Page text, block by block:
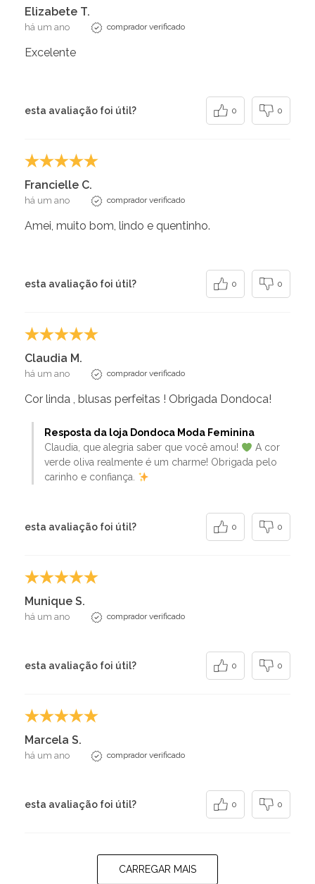
Elizabete T.
há um ano comprador verificado
Excelente
esta avaliação foi útil? 0 0
Francielle C.
há um ano comprador verificado
Amei, muito bom, lindo e quentinho.
esta avaliação foi útil? 0 0
Claudia M.
há um ano comprador verificado
Cor linda , blusas perfeitas ! Obrigada Dondoca!
Resposta da loja Dondoca Moda Feminina
Claudia, que alegria saber que você amou!
A cor
verde oliva realmente é um charme! Obrigada pelo
carinho e confiança.
esta avaliação foi útil? 0 0
Munique S.
há um ano comprador verificado
esta avaliação foi útil? 0 0
Marcela S.
há um ano comprador verificado
esta avaliação foi útil? 0 0
CARREGAR MAIS